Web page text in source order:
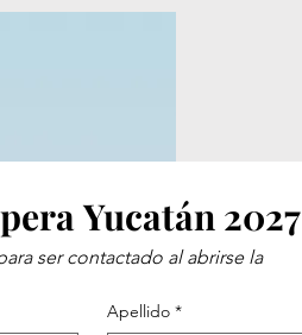
Yucatán 2027
ser contactado al abrirse la
Apellido *